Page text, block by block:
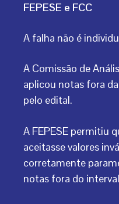
FEPESE e FCC
A falha não é
A Comissão de
aplicou notas fora
pelo edital.
A FEPESE permitiu
aceitasse valores
corretamente
notas fora do